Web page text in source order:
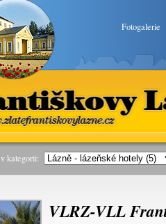
Fotogalerie
kategorii:
VLRZ-VLL